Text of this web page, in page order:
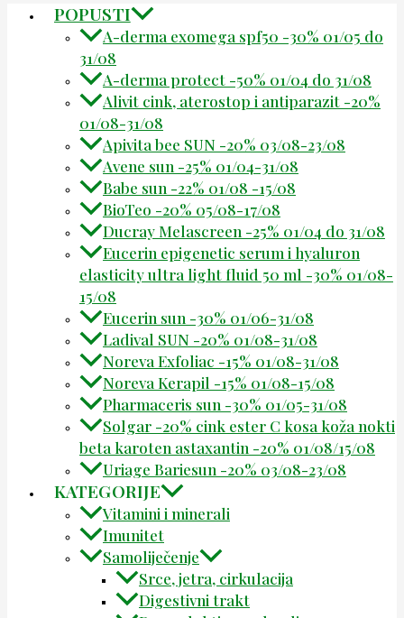
POPUSTI
A-derma exomega spf50 -30% 01/05 do
31/08
A-derma protect -50% 01/04 do 31/08
Alivit cink, aterostop i antiparazit -20%
01/08-31/08
Apivita bee SUN -20% 03/08-23/08
Avene sun -25% 01/04-31/08
Babe sun -22% 01/08 -15/08
BioTeo -20% 05/08-17/08
Ducray Melascreen -25% 01/04 do 31/08
Eucerin epigenetic serum i hyaluron
elasticity ultra light fluid 50 ml -30% 01/08-
15/08
Eucerin sun -30% 01/06-31/08
Ladival SUN -20% 01/08-31/08
Noreva Exfoliac -15% 01/08-31/08
Noreva Kerapil -15% 01/08-15/08
Pharmaceris sun -30% 01/05-31/08
Solgar -20% cink ester C kosa koža nokti
beta karoten astaxantin -20% 01/08/15/08
Uriage Bariesun -20% 03/08-23/08
KATEGORIJE
Vitamini i minerali
Imunitet
Samoliječenje
Srce, jetra, cirkulacija
Digestivni trakt